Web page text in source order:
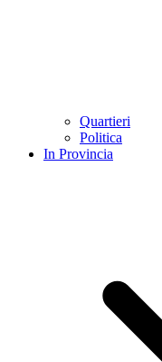
Quartieri
Politica
In Provincia